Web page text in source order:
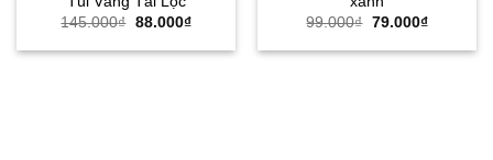
145.000₫ Giá
là:
88.000₫Giá
tại
99.000₫ Giá
là:
79.000₫Giá
tại